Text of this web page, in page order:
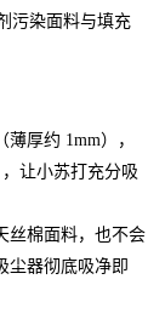
污染面料与填充
厚约 1mm），
让小苏打充分吸
丝棉面料，也不会
尘器彻底吸净即